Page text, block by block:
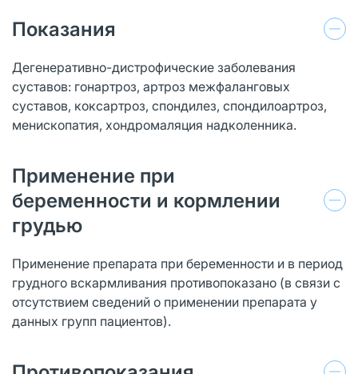
Показания
Дегенеративно-дистрофические заболевания
суставов: гонартроз, артроз межфаланговых
суставов, коксартроз, спондилез, спондилоартроз,
менископатия, хондромаляция надколенника.
Применение при
беременности и кормлении
грудью
Применение препарата при беременности и в период
грудного вскармливания противопоказано (в связи с
отсутствием сведений о применении препарата у
данных групп пациентов).